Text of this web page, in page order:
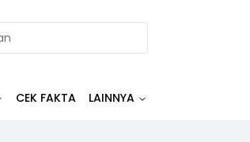
CEK FAKTA LAINNYA